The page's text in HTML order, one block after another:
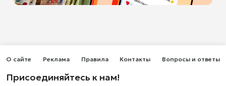
Присоединяйтесь к нам!
О сайте Реклама Правила Контакты Вопросы и ответы